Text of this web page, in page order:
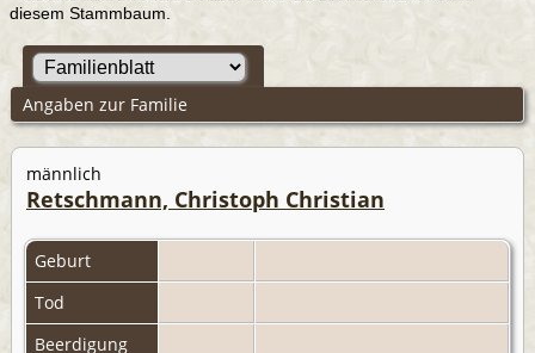
diesem Stammbaum.
Angaben zur Familie
männlich
Retschmann, Christoph Christian
Geburt
Tod
Beerdigung